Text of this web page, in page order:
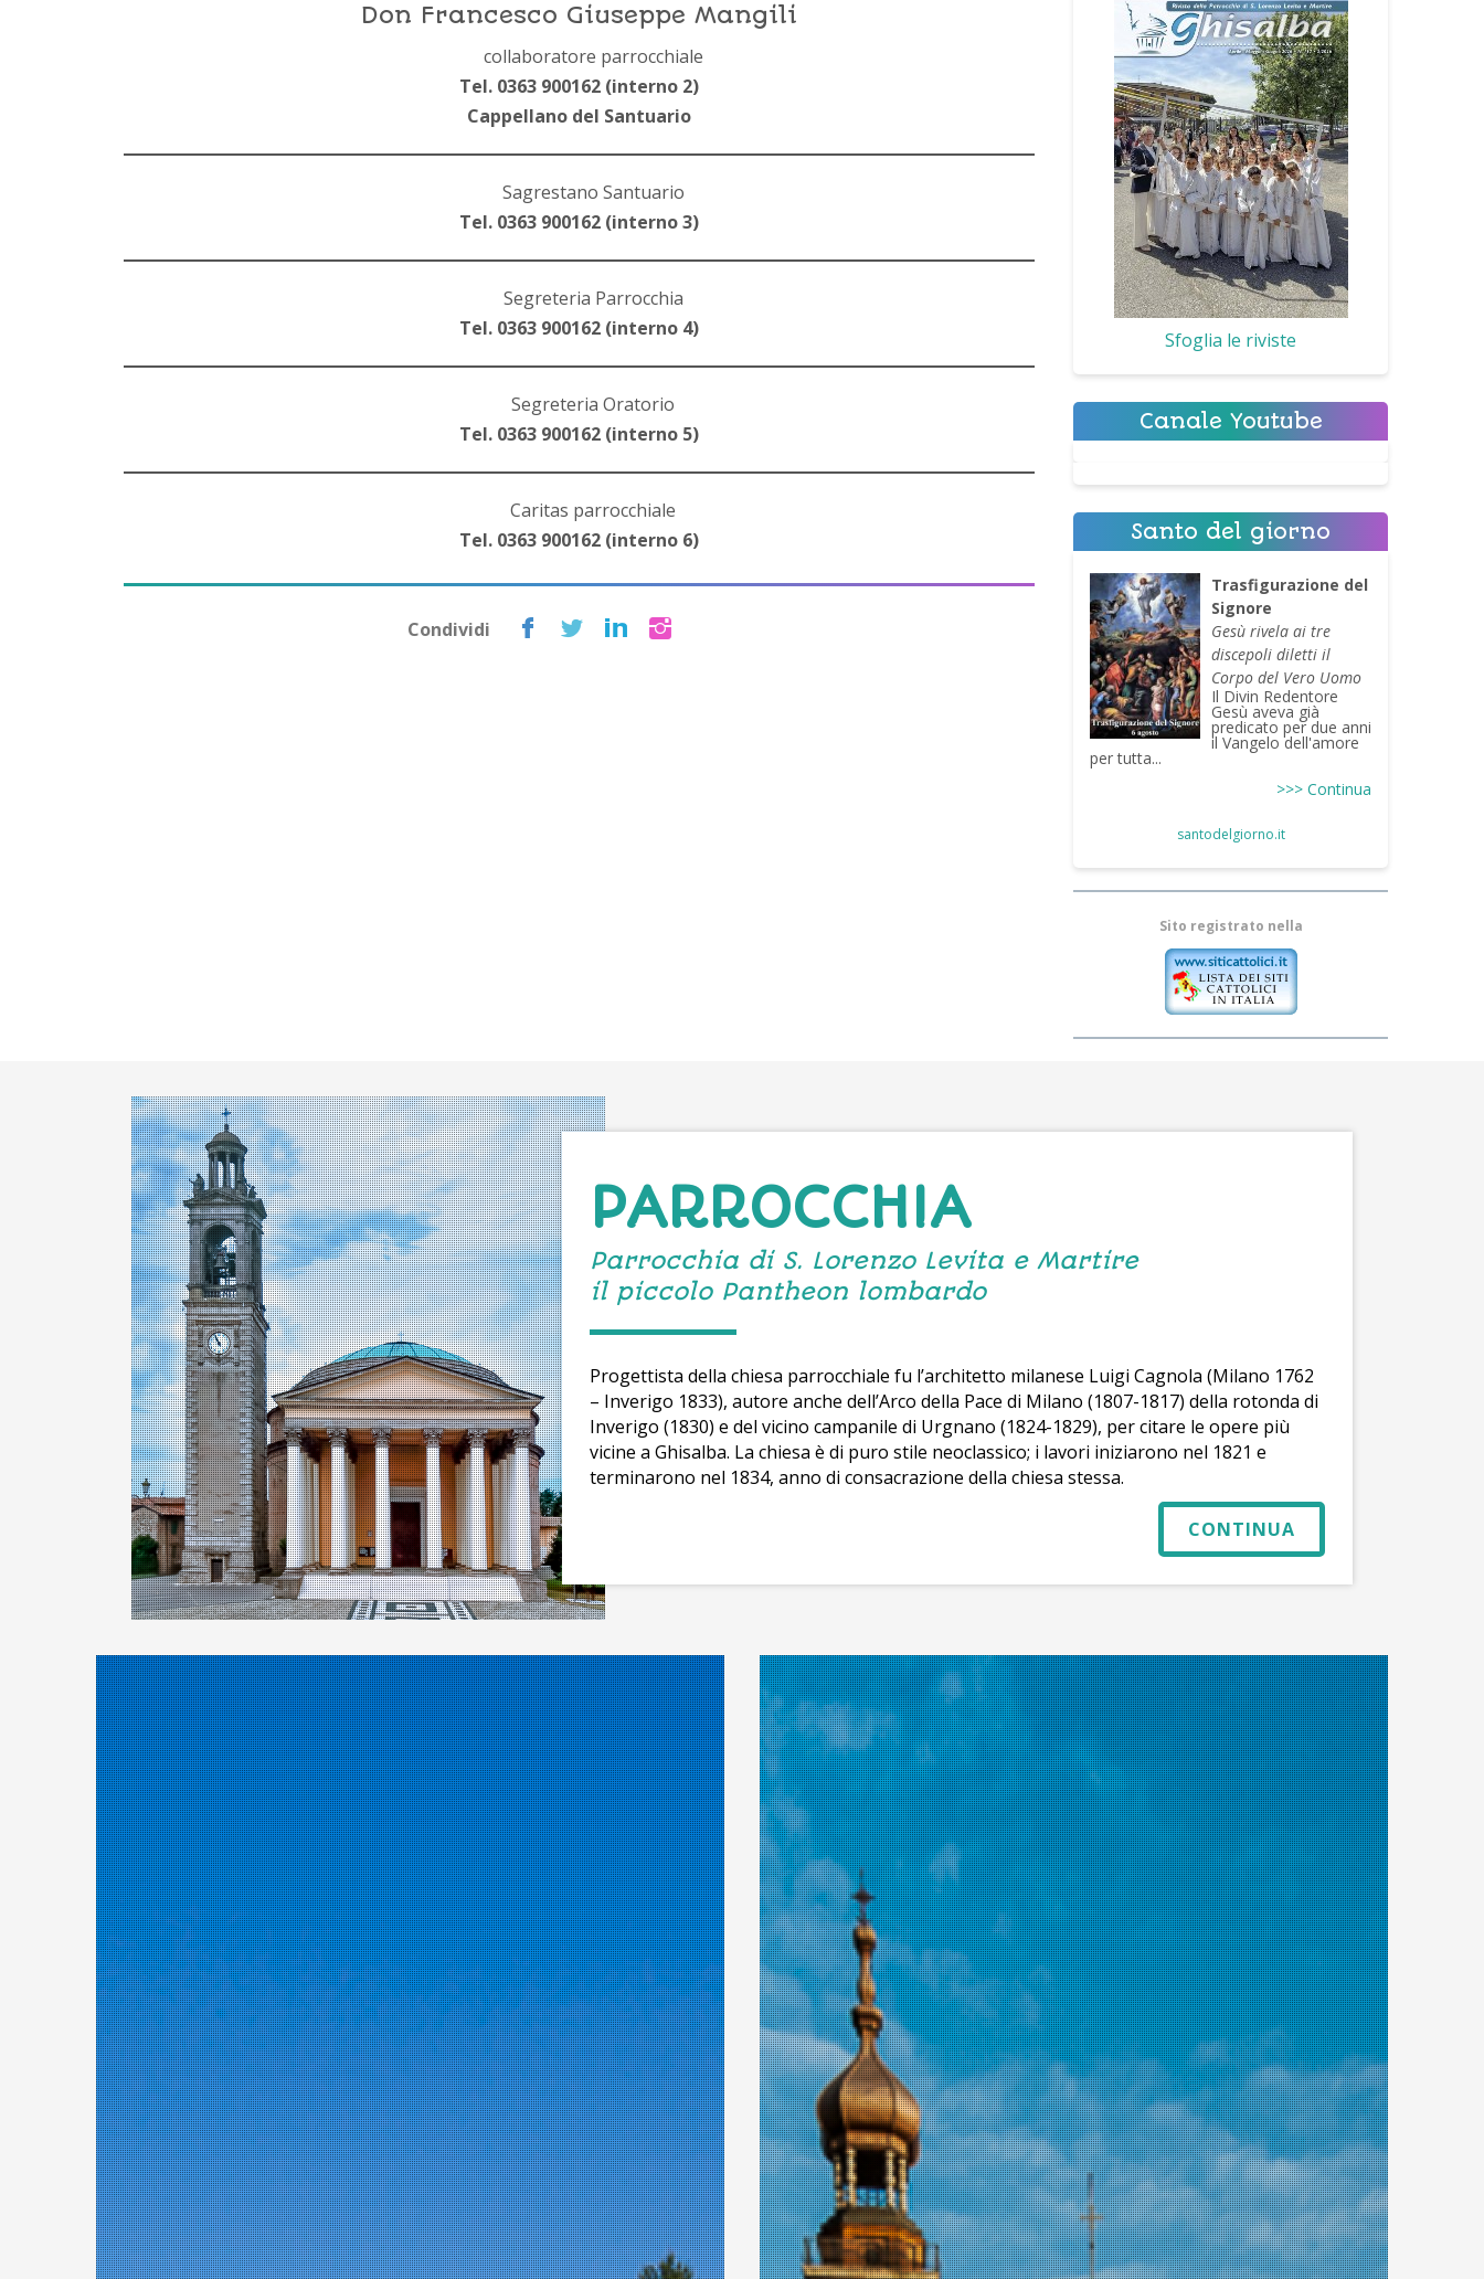
Don Francesco Giuseppe Mangili
collaboratore parrocchiale
Tel. 0363 900162 (interno 2)
Cappellano del Santuario
Sagrestano Santuario
Tel. 0363 900162 (interno 3)
Segreteria Parrocchia
Tel. 0363 900162 (interno 4)
Segreteria Oratorio
Tel. 0363 900162 (interno 5)
Caritas parrocchiale
Tel. 0363 900162 (interno 6)
Condividi
Sfoglia le riviste
Canale Youtube
Santo del giorno
Trasfigurazione del
Signore
Gesù rivela ai tre
discepoli diletti il
Corpo del Vero Uomo
Il Divin Redentore
Gesù aveva già
predicato per due anni
il Vangelo dell'amore
per tutta...
>>> Continua
santodelgiorno.it
Sito registrato nella
PARROCCHIA
Parrocchia di S. Lorenzo Levita e Martire
il piccolo Pantheon lombardo
Progettista della chiesa parrocchiale fu l’architetto milanese Luigi Cagnola (Milano 1762
– Inverigo 1833), autore anche dell’Arco della Pace di Milano (1807-1817) della rotonda di
Inverigo (1830) e del vicino campanile di Urgnano (1824-1829), per citare le opere più
vicine a Ghisalba. La chiesa è di puro stile neoclassico; i lavori iniziarono nel 1821 e
terminarono nel 1834, anno di consacrazione della chiesa stessa.
CONTINUA